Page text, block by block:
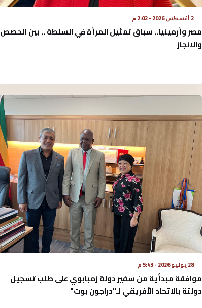
2 أغسطس 2026 - 2:02 م
مصر وأرمينيا.. سباق تمثيل المرأة في السلطة .. بين الحصص
والانجاز
28 يوليو 2026 - 5:43 م
موافقة مبدأية من سفير دولة زمبابوي على طلب تسجيل
دولتة بالاتحاد الأفريقي لـ"دراجون بوت"